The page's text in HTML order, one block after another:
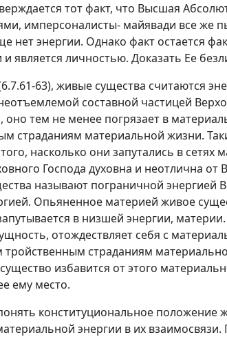
тот факт, что Высшая
имперсоналисты- майявади все же
нет энергии. Однако факт остается
является личностью. Доказать Ее
63), живые существа считаются
составной частицей
тем не менее погрязает в
страданиям материальной жизни.
насколько они запутались в
Господа духовна и неотлична
называют пограничной энергией
Опьяненное материей живое
в низшей энергии,
отождествляет себя с
страданиям
избавится от этого
ему место.
конституциональное положение
энергии в их взаимосвязи.